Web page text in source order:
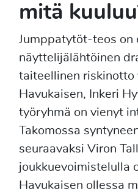
mitä
Jumppatytöt-teos on
näyttelijälähtöinen
taiteellinen
Havukaisen, Inkeri
työryhmä on vienyt
Takomossa
seuraavaksi Viron
joukkuevoimistelulla
Havukaisen ollessa